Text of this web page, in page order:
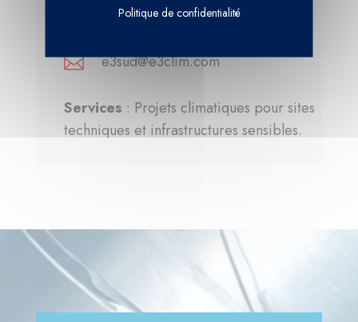
04 42 24 24 57
 e3sud@e3clim.com
Services : Projets climatiques pour sites
techniques et infrastructures sensibles.
Politique de confidentialité